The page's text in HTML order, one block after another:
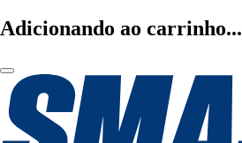
Adicionando ao carrinho...